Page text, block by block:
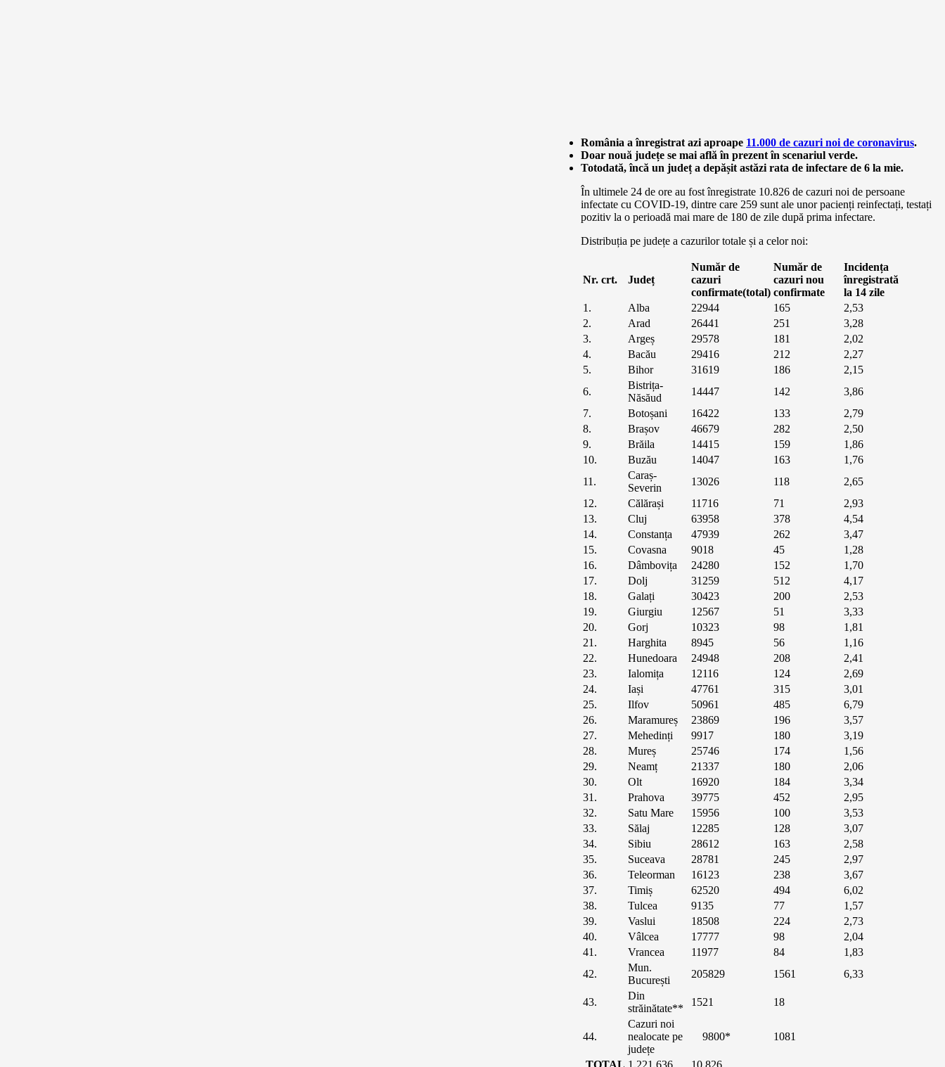
România a înregistrat azi aproape 11.000 de cazuri noi de coronavirus.
Doar nouă județe se mai află în prezent în scenariul verde.
Totodată, încă un județ a depășit astăzi rata de infectare de 6 la mie.
În ultimele 24 de ore au fost înregistrate 10.826 de cazuri noi de persoane
infectate cu COVID-19, dintre care 259 sunt ale unor pacienți reinfectați, testați
pozitiv la o perioadă mai mare de 180 de zile după prima infectare.
Distribuția pe județe a cazurilor totale și a celor noi:
Nr. crt. Județ
Număr de
cazuri
confirmate(total)
Număr de
cazuri nou
confirmate
Incidența
înregistrată
la 14 zile
1.
Alba 22944 165
2,53
2.
Arad 26441 251
3,28
3.
Argeș 29578 181
2,02
4.
Bacău 29416 212
2,27
5.
Bihor 31619 186
2,15
6.
Bistrița-
Năsăud
14447 142
3,86
7.
Botoșani 16422 133
2,79
8.
Brașov 46679 282
2,50
9.
Brăila 14415 159
1,86
10.
Buzău 14047 163
1,76
11.
Caraș-
Severin
13026 118
2,65
12.
Călărași 11716 71
2,93
13.
Cluj 63958 378
4,54
14.
Constanța 47939 262
3,47
15.
Covasna 9018 45
1,28
16.
Dâmbovița 24280 152
1,70
17.
Dolj 31259 512
4,17
18.
Galați 30423 200
2,53
19.
Giurgiu 12567 51
3,33
20.
Gorj 10323 98
1,81
21.
Harghita 8945 56
1,16
22.
Hunedoara 24948 208
2,41
23.
Ialomița 12116 124
2,69
24.
Iași 47761 315
3,01
25.
Ilfov 50961 485
6,79
26.
Maramureș 23869 196
3,57
27.
Mehedinți 9917 180
3,19
28.
Mureș 25746 174
1,56
29.
Neamț 21337 180
2,06
30.
Olt 16920 184
3,34
31.
Prahova 39775 452
2,95
32.
Satu Mare 15956 100
3,53
33.
Sălaj 12285 128
3,07
34.
Sibiu 28612 163
2,58
35.
Suceava 28781 245
2,97
36.
Teleorman 16123 238
3,67
37.
Timiș 62520 494
6,02
38.
Tulcea 9135 77
1,57
39.
Vaslui 18508 224
2,73
40.
Vâlcea 17777 98
2,04
41.
Vrancea 11977 84
1,83
42.
Mun.
București
205829 1561 6,33
43.
Din
străinătate**
1521 18
44.
Cazuri noi
nealocate pe
județe
9800* 1081
TOTAL 1.221.636 10.826